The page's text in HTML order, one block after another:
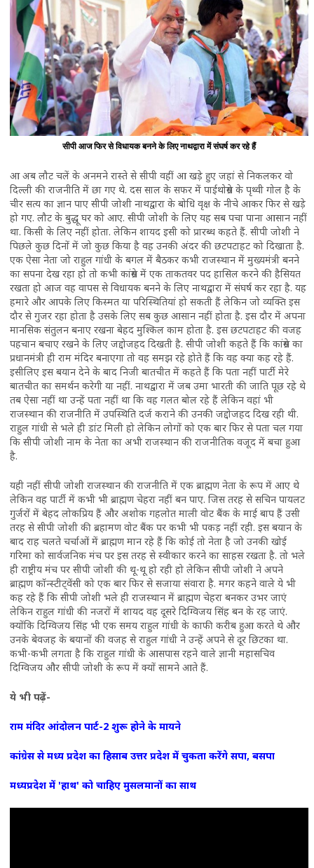
सीपी आज फिर से विधायक बनने के लिए नाथद्वारा में संघर्ष कर रहे हैं
आ अब लौट चलें के अनमने रास्ते से सीपी वहीं आ खड़े हुए जहां से निकलकर वो
दिल्ली की राजनीति में छा गए थे. दस साल के सफर में पाईथोग्रेस के पृथ्वी गोल है के
चीर सत्य का ज्ञान पाए सीपी जोशी नाथद्वारा के बोधि वृक्ष के नीचे आकर फिर से खड़े
हो गए. लौट के बुद्धू घर को आए. सीपी जोशी के लिए यह सब पचा पाना आसान नहीं
था. किसी के लिए नहीं होता. लेकिन शायद इसी को प्रारब्ध कहते हैं. सीपी जोशी ने
पिछले कुछ दिनों में जो कुछ किया है वह उनकी अंदर की छटपटाहट को दिखाता है.
एक ऐसा नेता जो राहुल गांधी के बगल में बैठकर कभी राजस्थान में मुख्यमंत्री बनने
का सपना देख रहा हो तो कभी कांग्रेस में एक ताकतवर पद हासिल करने की हैसियत
रखता हो आज वह वापस से विधायक बनने के लिए नाथद्वारा में संघर्ष कर रहा है. यह
हमारे और आपके लिए किस्मत या परिस्थितियां हो सकती हैं लेकिन जो व्यक्ति इस
दौर से गुजर रहा होता है उसके लिए सब कुछ आसान नहीं होता है. इस दौर में अपना
मानसिक संतुलन बनाए रखना बेहद मुश्किल काम होता है. इस छटपटाहट की वजह
पहचान बचाए रखने के लिए जद्दोजहद दिखती है. सीपी जोशी कहते हैं कि कांग्रेस का
प्रधानमंत्री ही राम मंदिर बनाएगा तो वह समझ रहे होते हैं कि वह क्या कह रहे हैं.
इसीलिए इस बयान देने के बाद निजी बातचीत में कहते हैं कि पता नहीं पार्टी मेरे
बातचीत का समर्थन करेगी या नहीं. नाथद्वारा में जब उमा भारती की जाति पूछ रहे थे
तब ऐसा नहीं था उन्हें पता नहीं था कि वह गलत बोल रहे हैं लेकिन वहां भी
राजस्थान की राजनीति में उपस्थिति दर्ज कराने की उनकी जद्दोजहद दिख रही थी.
राहुल गांधी से भले ही डांट मिली हो लेकिन लोगों को एक बार फिर से पता चल गया
कि सीपी जोशी नाम के नेता का अभी राजस्थान की राजनीतिक वजूद में बचा हुआ
है.
यही नहीं सीपी जोशी राजस्थान की राजनीति में एक ब्राह्मण नेता के रूप में आए थे
लेकिन वह पार्टी में कभी भी ब्राह्मण चेहरा नहीं बन पाए. जिस तरह से सचिन पायलट
गुर्जरों में बेहद लोकप्रिय हैं और अशोक गहलोत माली वोट बैंक के माई बाप हैं उसी
तरह से सीपी जोशी की ब्रहामण वोट बैंक पर कभी भी पकड़ नहीं रही. इस बयान के
बाद राह चलते चर्चाओं में ब्राह्मण मान रहे हैं कि कोई तो नेता है जो उनकी खोई
गरिमा को सार्वजनिक मंच पर इस तरह से स्वीकार करने का साहस रखता है. तो भले
ही राष्ट्रीय मंच पर सीपी जोशी की थू-थू हो रही हो लेकिन सीपी जोशी ने अपने
ब्राह्मण कॉन्स्टीट्वेंसी को एक बार फिर से सजाया संवारा है. मगर कहने वाले ये भी
कह रहे हैं कि सीपी जोशी भले ही राजस्थान में ब्राह्मण चेहरा बनकर उभर जाएं
लेकिन राहुल गांधी की नजरों में शायद वह दूसरे दिग्विजय सिंह बन के रह जाएं.
क्योंकि दिग्विजय सिंह भी एक समय राहुल गांधी के काफी करीब हुआ करते थे और
उनके बेवजह के बयानों की वजह से राहुल गांधी ने उन्हें अपने से दूर छिटका था.
कभी-कभी लगता है कि राहुल गांधी के आसपास रहने वाले ज्ञानी महासचिव
दिग्विजय और सीपी जोशी के रूप में क्यों सामने आते हैं.
ये भी पढ़ें-
राम मंदिर आंदोलन पार्ट-2 शुरू होने के मायने
कांग्रेस से मध्य प्रदेश का हिसाब उत्तर प्रदेश में चुकता करेंगे सपा, बसपा
मध्यप्रदेश में 'हाथ' को चाहिए मुसलमानों का साथ